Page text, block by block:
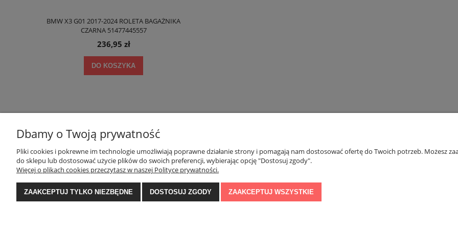
BMW X3 G01 2017-2024 ROLETA BAGAŻNIKA
CZARNA 51477445557
236,95 zł
DO KOSZYKA
POMOC
Zwroty i reklamacje
MOJE KONTO
Twoje zamówienia
PŁATNOŚCI I DOSTAWA
Formy płatności
INFORMACJE
Dbamy o Twoją prywatność
Pliki cookies i pokrewne im technologie umożliwiają poprawne działanie strony i pomagają nam dostosować ofertę do Twoich potrzeb. Możesz
do sklepu lub dostosować użycie plików do swoich preferencji, wybierając opcję "Dostosuj zgody".
Więcej o plikach cookies przeczytasz w naszej Polityce prywatności.
ZAAKCEPTUJ TYLKO NIEZBĘDNE DOSTOSUJ ZGODY ZAAKCEPTUJ WSZYSTKIE